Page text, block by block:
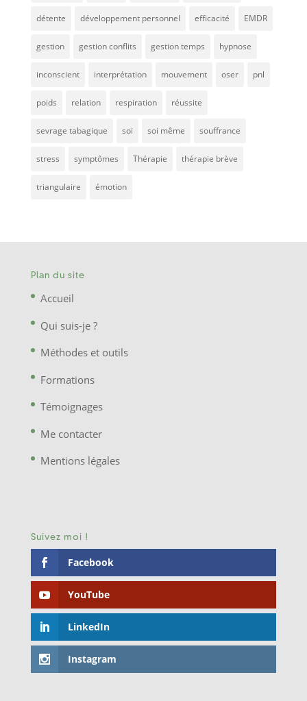
détente développement personnel efficacité EMDR
gestion gestion conflits gestion temps hypnose
inconscient interprétation mouvement oser pnl
poids relation respiration réussite
sevrage tabagique soi soi même souffrance
stress symptômes Thérapie thérapie brève
triangulaire émotion
Plan du site
Accueil
Qui suis-je ?
Méthodes et outils
Formations
Témoignages
Me contacter
Mentions légales
Suivez moi !
Facebook
YouTube
LinkedIn
Instagram